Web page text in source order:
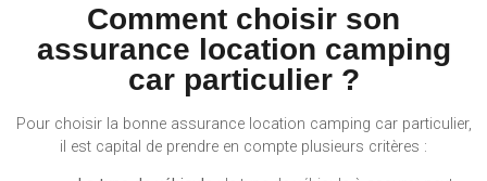
Comment choisir son
assurance location camping
car particulier ?
Pour choisir la bonne assurance location camping car particulier,
il est capital de prendre en compte plusieurs critères :